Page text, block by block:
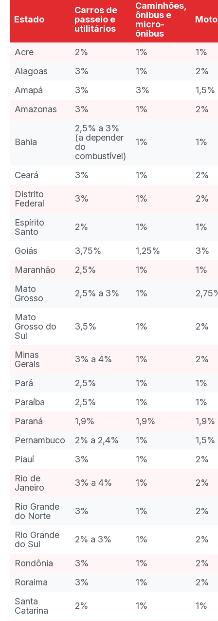
Estado
Carros de
passeio e
utilitários
Caminhões,
ônibus e
micro-
ônibus
Acre 2% 1%
1%
Alagoas
3% 1%
2%
Amapá
3% 3%
1,5%
Amazonas
3% 1% 2%
Bahia
2,5% a 3%
(a depender
do
combustível)
1% 1%
Ceará 3% 1%
2%
Distrito
Federal
3% 1% 2%
Espírito
Santo
2% 1% 1%
Goiás 3,75% 1,25%
3%
Maranhão
2,5% 1%
1%
Mato
Grosso
2,5% a 3% 1%
Mato
Grosso do
Sul
3,5% 1% 2%
Minas
Gerais
3% a 4% 1% 2%
Pará 2,5% 1%
1%
Paraíba
2,5% 1%
1%
Paraná
1,9% 1,9%
1,9%
Pernambuco
2% a 2,4% 1%
1,5%
Piauí
3% 1%
2%
Rio de
Janeiro
3% a 4% 1% 2%
Rio Grande
do Norte
3% 1% 2%
Rio Grande
do Sul
2% a 3% 1% 2%
Rondônia 3% 1%
2%
Roraima
3% 1%
2%
Santa
Catarina
2% 1% 1%